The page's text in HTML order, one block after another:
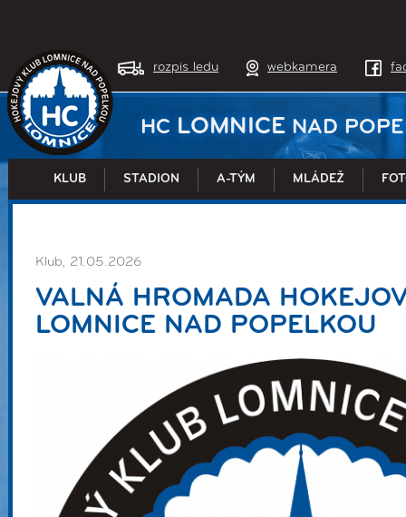
rozpis ledu webkamera
HC LOMNICE NAD
KLUB STADION A-TÝM MLÁDEŽ
Klub, 21.05.2026
VALNÁ HROMADA
LOMNICE NAD POPELKOU